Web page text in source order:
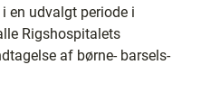
en udvalgt periode i
Rigshospitalets
af børne- barsels-